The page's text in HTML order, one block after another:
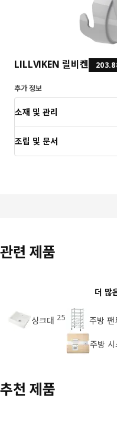
LILLVIKEN 릴비켄
추가 정보
소재 및 관리
조립 및 문서
관련 제품
더 많
싱크대 25 주방 팬
주방 시
추천 제품